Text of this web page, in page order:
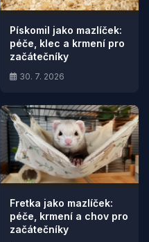
Pískomil jako mazlíček:
péče, klec a krmení pro
začátečníky
30. 7. 2026
Fretka jako mazlíček:
péče, krmení a chov pro
začátečníky